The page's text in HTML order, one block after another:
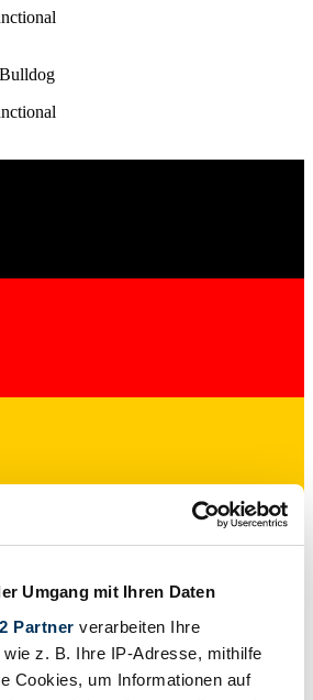
Umgang mit Ihren Daten
Partner verarbeiten Ihre
z. B. Ihre IP-Adresse, mithilfe
Cookies, um Informationen auf